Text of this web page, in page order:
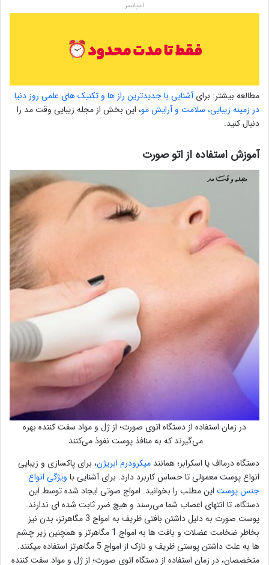
اسپانسر
مطالعه بیشتر: برایآشنایی با جدیدترین راز ها و تکنیک های علمی روز دنیا
در زمینه زیبایی، سلامت و آرایش مو، این بخش از مجله زیبایی وقت مد را
دنبال کنید.
آموزش استفاده از اتو صورت
در زمان استفاده از دستگاه اتوی صورت؛ از ژل و مواد سفت کننده بهره
می‌گیرند که به منافذ پوست نفوذ می‌کنند.
دستگاه درمااف یا اسکرابر؛ همانند میکرودرم ابریژن، برای پاکسازی و زیبایی
انواع پوست معمولی تا حساس کاربرد دارد. برای آشنایی با ویژگی انواع
جنس پوست این مطلب را بخوانید. امواج صوتی ایجاد شده توسط این
دستگاه، تا انتهای اعصاب شما می‌رسند و هیچ ضرر ثابت شده ای ندارند.
پوست صورت به دلیل داشتن بافتی ظریف به امواج 3 مگاهرتز، بدن نیز
بخاطر ضخامت عضلات و بافت ها به امواج 1 مگاهرتز و همچنین زیر چشم
ها به علت داشتن پوستی ظریف و نازک از امواج 5 مگاهرتز استفاده میکنند.
متخصصان، در زمان استفاده از دستگاه اتوی صورت؛ از ژل و مواد سفت کننده